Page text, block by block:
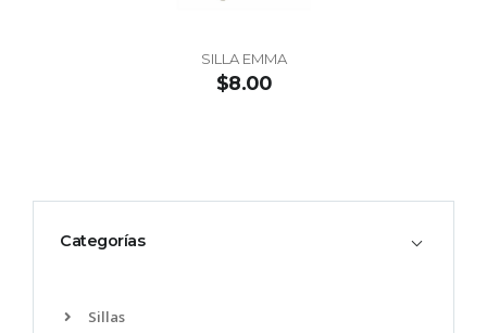
SILLA EMMA
$8.00
Categorías
Sillas